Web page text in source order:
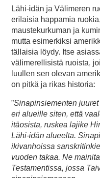
Lähi-idän ja Välimeren
erilaisia happamia
maustekurkuman ja
mutta esimerkiksi
tällaisia löydy. Itse
välimerellisistä ruoista,
luullen sen olevan
on pitkä ja rikas historia:
”Sinapinsiementen
eri alueille siten, että
itäosista, ruskea lajike
Lähi-idän alueelta.
ikivanhoissa
vuoden takaa. Ne
Testamentissa, jossa